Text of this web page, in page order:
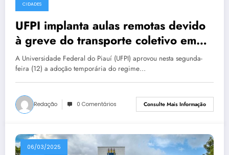
CIDADES
UFPI implanta aulas remotas devido
à greve do transporte coletivo em
Teresina
A Universidade Federal do Piauí (UFPI) aprovou nesta segunda-
feira (12) a adoção temporária do regime…
Redação 0 Comentários Consulte Mais Informação
06/03/2025